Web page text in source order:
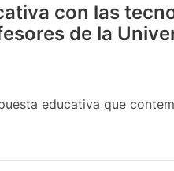
con las
de la
educativa que